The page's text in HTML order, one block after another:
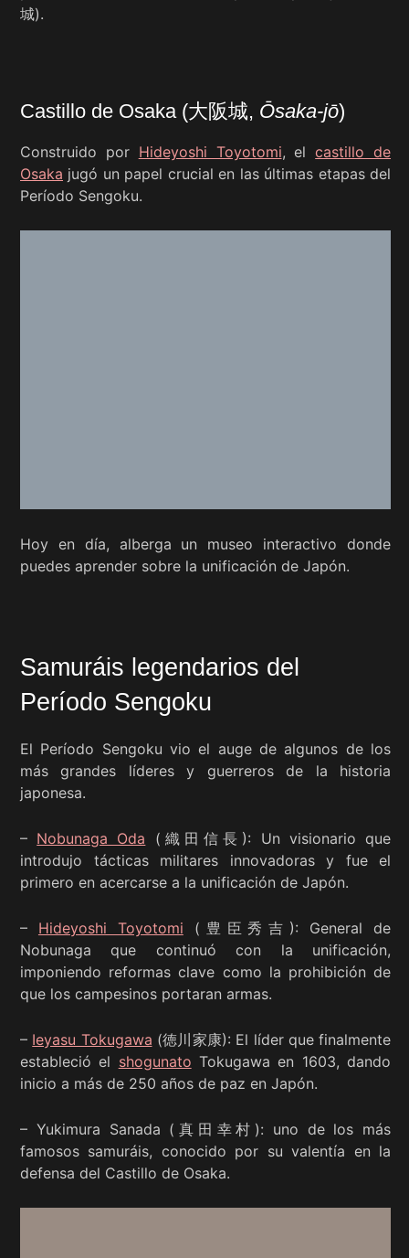
城).
Castillo de Osaka (大阪城, Ōsaka-jō)
Construido por Hideyoshi Toyotomi, elcastillo de
Osaka jugó un papel crucial en las últimas etapas del
Período Sengoku.
Hoy en día, alberga un museo interactivo donde
puedes aprender sobre la unificación de Japón.
Samuráis legendarios del
Período Sengoku
El Período Sengoku vio el auge de algunos de los
más grandes líderes y guerreros de la historia
japonesa.
– Nobunaga Oda (織田信長): Un visionario que
introdujo tácticas militares innovadoras y fue el
primero en acercarse a la unificación de Japón.
– Hideyoshi Toyotomi (豊臣秀吉): General de
Nobunaga que continuó con la unificación,
imponiendo reformas clave como la prohibición de
que los campesinos portaran armas.
– Ieyasu Tokugawa (徳川家康): El líder que finalmente
estableció el shogunato Tokugawa en 1603, dando
inicio a más de 250 años de paz en Japón.
– Yukimura Sanada (真田幸村): uno de los más
famosos samuráis, conocido por su valentía en la
defensa del Castillo de Osaka.